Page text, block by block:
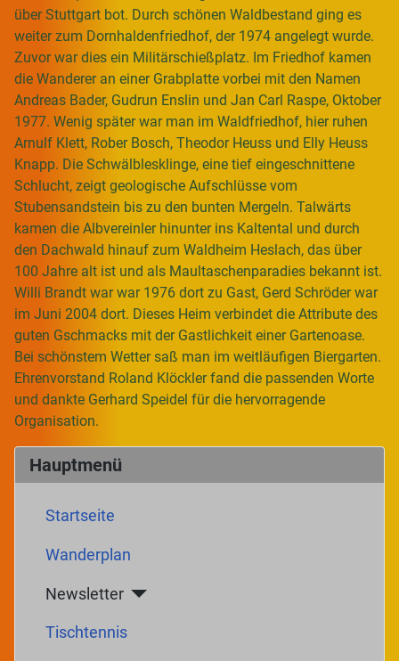
Hauptmenü
Startseite
Wanderplan
Newsletter
Tischtennis
über Stuttgart bot. Durch schönen Waldbestand ging es
weiter zum Dornhaldenfriedhof, der 1974 angelegt wurde.
Zuvor war dies ein Militärschießplatz. Im Friedhof kamen
die Wanderer an einer Grabplatte vorbei mit den Namen
Andreas Bader, Gudrun Enslin und Jan Carl Raspe, Oktober
1977. Wenig später war man im Waldfriedhof, hier ruhen
Arnulf Klett, Rober Bosch, Theodor Heuss und Elly Heuss
Knapp. Die Schwälblesklinge, eine tief eingeschnittene
Schlucht, zeigt geologische Aufschlüsse vom
Stubensandstein bis zu den bunten Mergeln. Talwärts
kamen die Albvereinler hinunter ins Kaltental und durch
den Dachwald hinauf zum Waldheim Heslach, das über
100 Jahre alt ist und als Maultaschenparadies bekannt ist.
Willi Brandt war war 1976 dort zu Gast, Gerd Schröder war
im Juni 2004 dort. Dieses Heim verbindet die Attribute des
guten Gschmacks mit der Gastlichkeit einer Gartenoase.
Bei schönstem Wetter saß man im weitläufigen Biergarten.
Ehrenvorstand Roland Klöckler fand die passenden Worte
und dankte Gerhard Speidel für die hervorragende
Organisation.